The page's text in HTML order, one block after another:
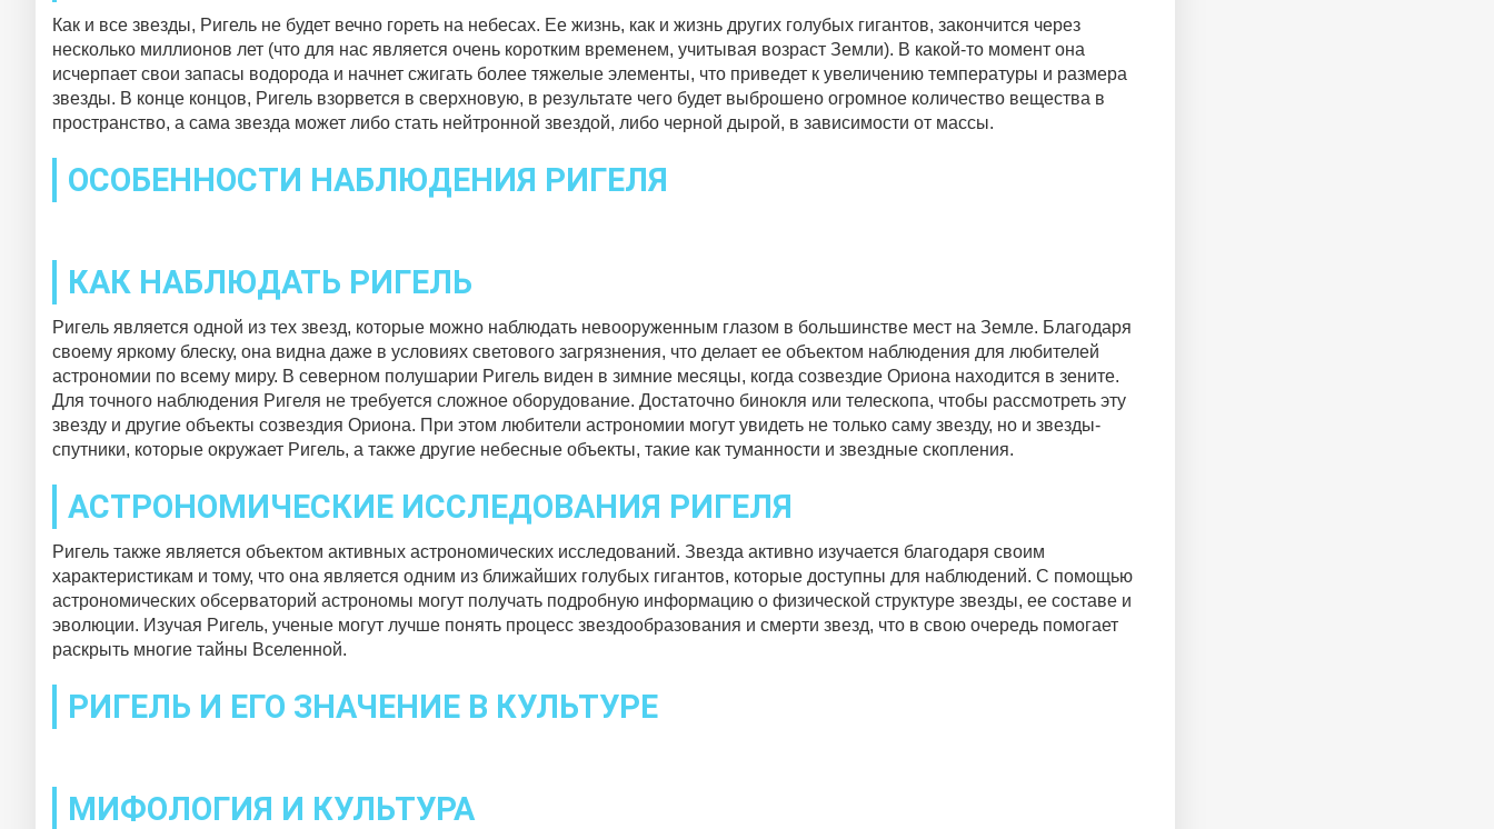
Как и все звезды, Ригель не будет вечно гореть на небесах. Ее жизнь, как и жизнь других голубых гигантов, закончится через
несколько миллионов лет (что для нас является очень коротким временем, учитывая возраст Земли). В какой-то момент она
исчерпает свои запасы водорода и начнет сжигать более тяжелые элементы, что приведет к увеличению температуры и размера
звезды. В конце концов, Ригель взорвется в сверхновую, в результате чего будет выброшено огромное количество вещества в
пространство, а сама звезда может либо стать нейтронной звездой, либо черной дырой, в зависимости от массы.
ОСОБЕННОСТИ НАБЛЮДЕНИЯ РИГЕЛЯ
КАК НАБЛЮДАТЬ РИГЕЛЬ
Ригель является одной из тех звезд, которые можно наблюдать невооруженным глазом в большинстве мест на Земле. Благодаря
своему яркому блеску, она видна даже в условиях светового загрязнения, что делает ее объектом наблюдения для любителей
астрономии по всему миру. В северном полушарии Ригель виден в зимние месяцы, когда созвездие Ориона находится в зените.
Для точного наблюдения Ригеля не требуется сложное оборудование. Достаточно бинокля или телескопа, чтобы рассмотреть эту
звезду и другие объекты созвездия Ориона. При этом любители астрономии могут увидеть не только саму звезду, но и звезды-
спутники, которые окружает Ригель, а также другие небесные объекты, такие как туманности и звездные скопления.
АСТРОНОМИЧЕСКИЕ ИССЛЕДОВАНИЯ РИГЕЛЯ
Ригель также является объектом активных астрономических исследований. Звезда активно изучается благодаря своим
характеристикам и тому, что она является одним из ближайших голубых гигантов, которые доступны для наблюдений. С помощью
астрономических обсерваторий астрономы могут получать подробную информацию о физической структуре звезды, ее составе и
эволюции. Изучая Ригель, ученые могут лучше понять процесс звездообразования и смерти звезд, что в свою очередь помогает
раскрыть многие тайны Вселенной.
РИГЕЛЬ И ЕГО ЗНАЧЕНИЕ В КУЛЬТУРЕ
МИФОЛОГИЯ И КУЛЬТУРА